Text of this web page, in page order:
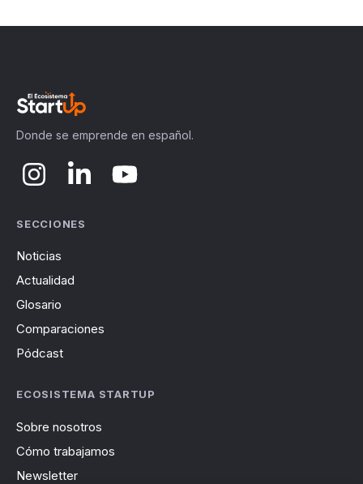
Donde se emprende en español.
SECCIONES
Noticias
Actualidad
Glosario
Comparaciones
Pódcast
ECOSISTEMA STARTUP
Sobre nosotros
Cómo trabajamos
Newsletter